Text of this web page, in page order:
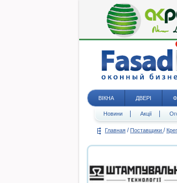
ВІКНА ДВЕРІ
Новини Акції
Главная / Поставщики /